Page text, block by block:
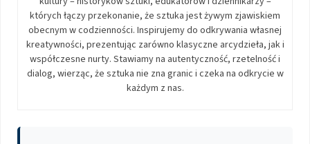
których łączy przekonanie, że sztuka jest żywym zjawiskiem
obecnym w codzienności. Inspirujemy do odkrywania własnej
kreatywności, prezentując zarówno klasyczne arcydzieła, jak i
współczesne nurty. Stawiamy na autentyczność, rzetelność i
dialog, wierząc, że sztuka nie zna granic i czeka na odkrycie w
każdym z nas.